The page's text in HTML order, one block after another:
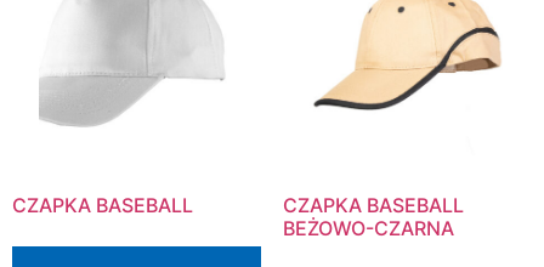
CZAPKA BASEBALL
CZAPKA BASEBALL
BEŻOWO-CZARNA